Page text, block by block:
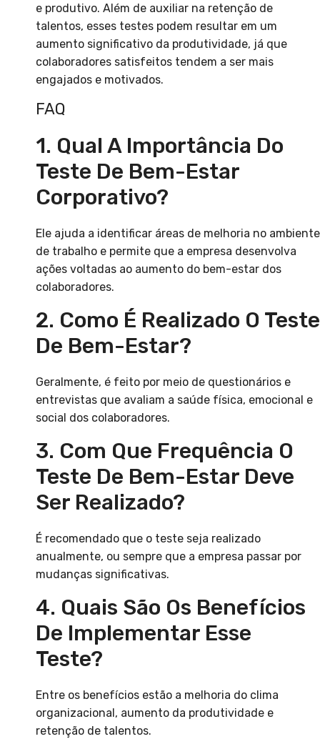
e produtivo. Além de auxiliar na retenção de
talentos, esses testes podem resultar em um
aumento significativo da produtividade, já que
colaboradores satisfeitos tendem a ser mais
engajados e motivados.
FAQ
1. Qual A Importância Do
Teste De Bem-Estar
Corporativo?
Ele ajuda a identificar áreas de melhoria no ambiente
de trabalho e permite que a empresa desenvolva
ações voltadas ao aumento do bem-estar dos
colaboradores.
2. Como É Realizado O Teste
De Bem-Estar?
Geralmente, é feito por meio de questionários e
entrevistas que avaliam a saúde física, emocional e
social dos colaboradores.
3. Com Que Frequência O
Teste De Bem-Estar Deve
Ser Realizado?
É recomendado que o teste seja realizado
anualmente, ou sempre que a empresa passar por
mudanças significativas.
4. Quais São Os Benefícios
De Implementar Esse
Teste?
Entre os benefícios estão a melhoria do clima
organizacional, aumento da produtividade e
retenção de talentos.